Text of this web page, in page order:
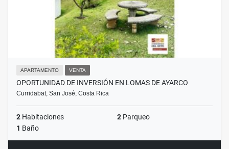
APARTAMENTO VENTA
OPORTUNIDAD DE INVERSIÓN EN LOMAS DE AYARCO
Curridabat, San José, Costa Rica
2 Habitaciones 2 Parqueo
1 Baño